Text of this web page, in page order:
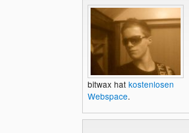
bitwax hat kostenlosen
Webspace.